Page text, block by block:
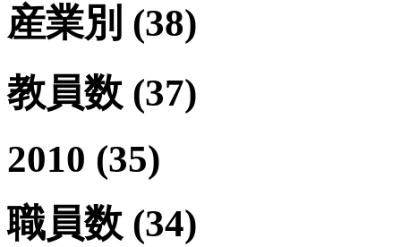
産業別 (38)
教員数 (37)
2010 (35)
職員数 (34)